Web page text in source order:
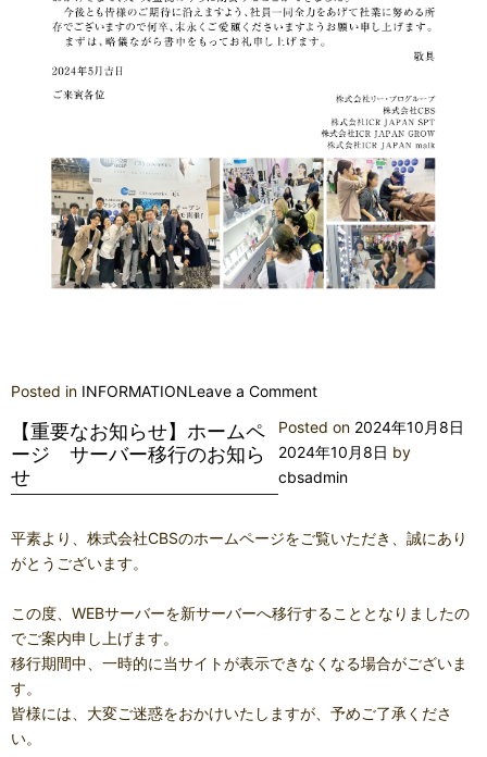
Posted in INFORMATIONLeave a Commenton
京
場
礼
【重要なお知らせ】ホームペ
ージ サーバー移行のお知ら
せ
Posted on 2024年10月8日
2024年10月8日 by
cbsadmin
平素より、株式会社CBSのホームページをご覧いただき、誠にあり
がとうございます。
この度、WEBサーバーを新サーバーへ移行することとなりましたの
でご案内申し上げます。
移行期間中、一時的に当サイトが表示できなくなる場合がございま
す。
皆様には、大変ご迷惑をおかけいたしますが、予めご了承くださ
い。